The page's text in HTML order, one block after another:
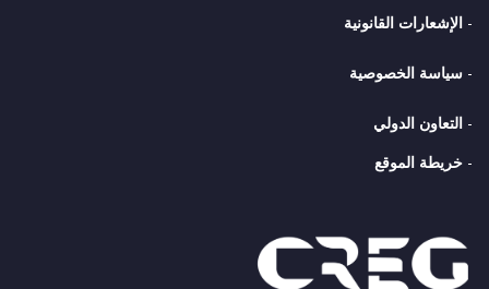
- الإشعارات القانونية
- سياسة الخصوصية
- التعاون الدولي
- خريطة الموقع